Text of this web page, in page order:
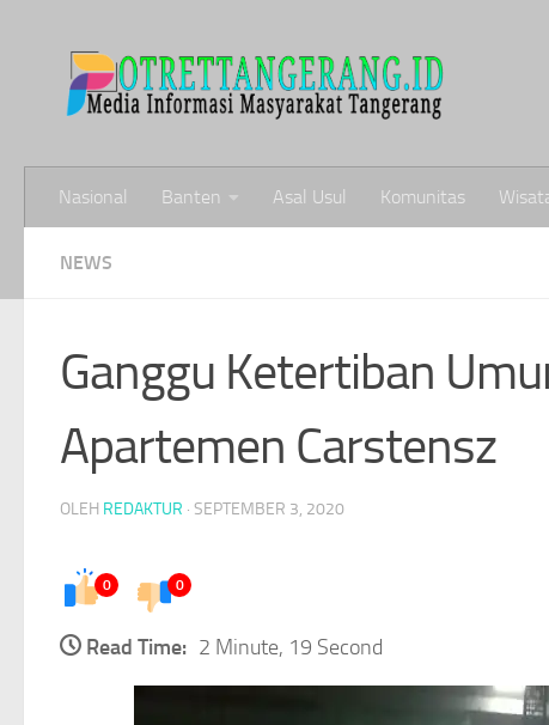
Nasional Banten Asal Usul Komunitas
NEWS
Ganggu Ketertiban
Apartemen Carstensz
OLEH REDAKTUR · SEPTEMBER 3, 2020
0 0
Read Time: 2 Minute, 19 Second